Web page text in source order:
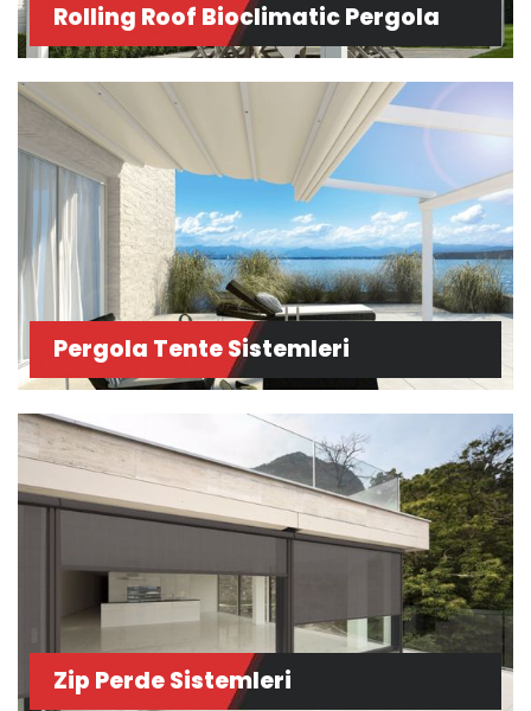
Rolling Roof Bioclimatic Pergola
Pergola Tente Sistemleri
Zip Perde Sistemleri